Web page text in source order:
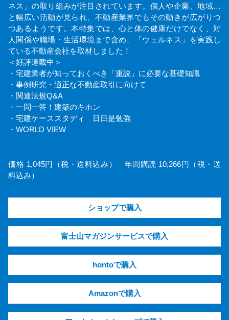
ネス」の取り組みが注目されています。個人や企業、地域…
と幅広い活動が見られ、不動産業界でもその動きが広がりつ
つあるようです。本特集では、心と体の健康だけでなく、対
人関係や職場・生活環境まで含め、「ウェルネス」を実践し
ている不動産会社を取材しました！
＜好評連載中＞
・宅建業者が知っておくべき「重説」に必要な基礎知識
・事例研究・適正な不動産取引に向けて
・関連法規Q&A
・一問一答！建築のキホン
・宅建ケーススタディ 日日是勉強
・WORLD VIEW
価格 1,045円（税・送料込み） 年間購読 10,266円（税・送
料込み）
ショップで購入
富士山マガジンサービスで購入
hontoで購入
Amazonで購入